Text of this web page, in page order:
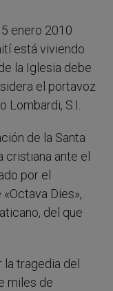
enero 2010
está viviendo
la Iglesia debe
el portavoz
Lombardi, S.I.
de la Santa
ante el
por el
Dies»,
del que
tragedia del
miles de